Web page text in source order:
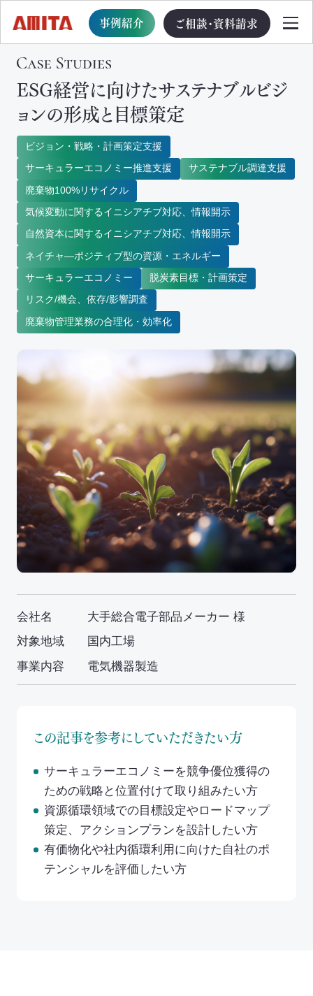
事例紹介 ご相談・資料請求
TOP
サービス一覧
サステナブル経営への移行支援
TOP
循環型事業創出プログラム
ビジョン・戦略・計画策定支援
イニシアチブ対応/情報開示支援
カーボンニュートラル
ネイチャーポジティブ
サステナビリティ教育・研修
循環資源（サーキュラーマテリアル）製造
TOP
スマートファクトリー
ZEROⅠ
ゼロワン
リサイクル製品と製造フロー
取扱可能な廃棄物一覧
リサイクル実績
処理委託先の選定
サステナブル調達支援サービス
見える化サービス
サステナブルBPOサービス
ESG経営に向けたサステナブルビジ
ョンの形成と目標策定
ビジョン・戦略・計画策定支援
サーキュラーエコノミー推進支援
サステナブル調達支援
廃棄物100%リサイクル
気候変動に関するイニシアチブ対応、情報開示
自然資本に関するイニシアチブ対応、情報開示
ネイチャ―ポジティブ型の資源・エネルギー
サーキュラーエコノミー
脱炭素目標・計画策定
リスク/機会、依存/影響調査
廃棄物管理業務の合理化・効率化
会社名
大手総合電子部品メーカー 様
対象地域
国内工場
事業内容
電気機器製造
この記事を参考にしていただきたい方
サーキュラーエコノミーを競争優位獲得の
ための戦略と位置付けて取り組みたい方
資源循環領域での目標設定やロードマップ
策定、アクションプランを設計したい方
有価物化や社内循環利用に向けた自社のポ
テンシャルを評価したい方